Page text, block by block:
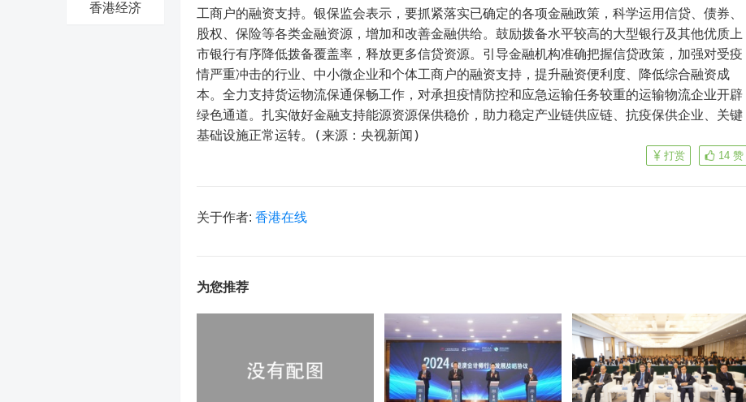
香港经济
工商户的融资支持。银保监会表示，要抓紧落实已确定的各项金融政策，科学运用信贷、债券、
股权、保险等各类金融资源，增加和改善金融供给。鼓励拨备水平较高的大型银行及其他优质上
市银行有序降低拨备覆盖率，释放更多信贷资源。引导金融机构准确把握信贷政策，加强对受疫
情严重冲击的行业、中小微企业和个体工商户的融资支持，提升融资便利度、降低综合融资成
本。全力支持货运物流保通保畅工作，对承担疫情防控和应急运输任务较重的运输物流企业开辟
绿色通道。扎实做好金融支持能源资源保供稳价，助力稳定产业链供应链、抗疫保供企业、关键
基础设施正常运转。(来源：央视新闻)
14 赞
打赏
关于作者: 香港在线
为您推荐